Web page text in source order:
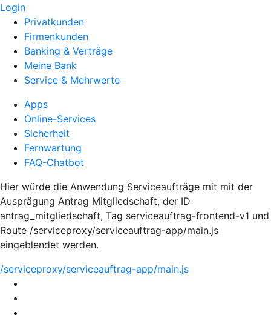
Login
Privatkunden
Firmenkunden
Banking & Verträge
Meine Bank
Service & Mehrwerte
Apps
Online-Services
Sicherheit
Fernwartung
FAQ-Chatbot
Hier würde die Anwendung Serviceaufträge mit mit der
Ausprägung Antrag Mitgliedschaft, der ID
antrag_mitgliedschaft, Tag serviceauftrag-frontend-v1 und
Route /serviceproxy/serviceauftrag-app/main.js
eingeblendet werden.
/serviceproxy/serviceauftrag-app/main.js